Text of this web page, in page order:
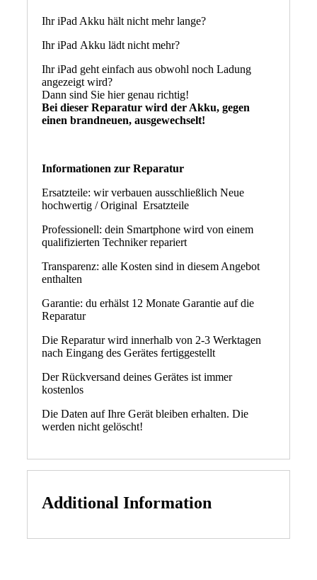
Ihr iPad Akku hält nicht mehr lange?
Ihr iPad Akku lädt nicht mehr?
Ihr iPad geht einfach aus obwohl noch Ladung
angezeigt wird?
Dann sind Sie hier genau richtig!
Bei dieser Reparatur wird der Akku, gegen
einen brandneuen, ausgewechselt!
Informationen zur Reparatur
Ersatzteile: wir verbauen ausschließlich Neue
hochwertig / Original Ersatzteile
Professionell: dein Smartphone wird von einem
qualifizierten Techniker repariert
Transparenz: alle Kosten sind in diesem Angebot
enthalten
Garantie: du erhälst 12 Monate Garantie auf die
Reparatur
Die Reparatur wird innerhalb von 2-3 Werktagen
nach Eingang des Gerätes fertiggestellt
Der Rückversand deines Gerätes ist immer
kostenlos
Die Daten auf Ihre Gerät bleiben erhalten. Die
werden nicht gelöscht!
Additional Information